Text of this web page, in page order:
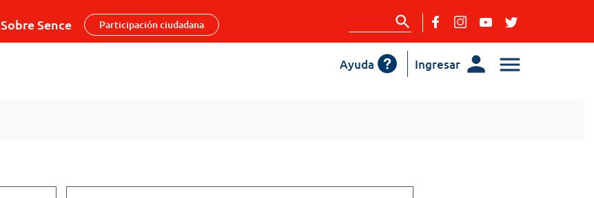
Sobre Sence Participación ciudadana
Ingresar
Ayuda